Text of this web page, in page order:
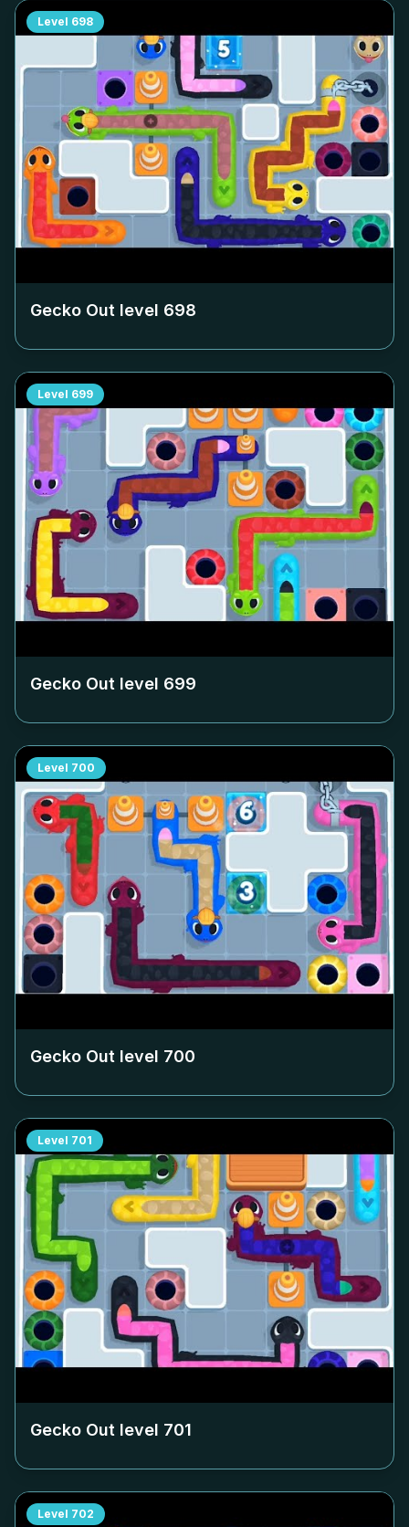
Level 698
Gecko Out level 698
Level 699
Gecko Out level 699
Level 700
Gecko Out level 700
Level 701
Gecko Out level 701
Level 702